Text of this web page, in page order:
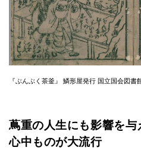
『ぶんぶく茶釜』 鱗形屋発行 国立国会図書
蔦重の人生にも影響を
心中ものが大流行